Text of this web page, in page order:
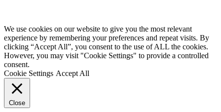
We use cookies on our website to give you the most relevant
experience by remembering your preferences and repeat visits. By
clicking “Accept All”, you consent to the use of ALL the cookies.
However, you may visit "Cookie Settings" to provide a controlled
consent.
Cookie Settings Accept All
Close